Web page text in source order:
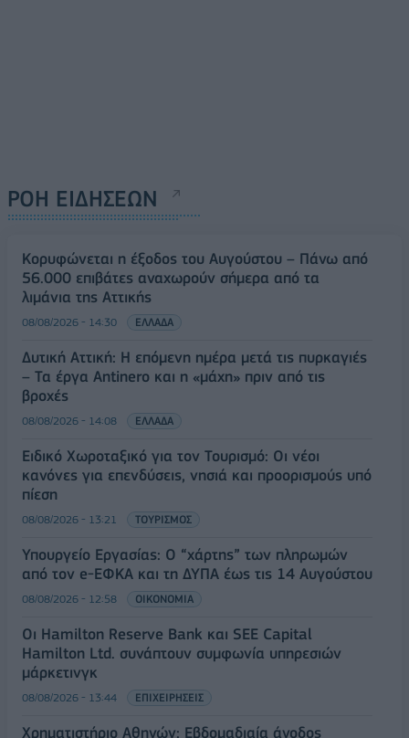
ΡΟΗ ΕΙΔΗΣΕΩΝ
Κορυφώνεται η έξοδος του Αυγούστου – Πάνω από
56.000 επιβάτες αναχωρούν σήμερα από τα
λιμάνια της Αττικής
08/08/2026 - 14:30 ΕΛΛΑΔΑ
Δυτική Αττική: Η επόμενη ημέρα μετά τις πυρκαγιές
– Τα έργα Antinero και η «μάχη» πριν από τις
βροχές
08/08/2026 - 14:08 ΕΛΛΑΔΑ
Ειδικό Χωροταξικό για τον Τουρισμό: Οι νέοι
κανόνες για επενδύσεις, νησιά και προορισμούς υπό
πίεση
08/08/2026 - 13:21 ΤΟΥΡΙΣΜΟΣ
Υπουργείο Εργασίας: Ο “χάρτης” των πληρωμών
από τον e-ΕΦΚΑ και τη ΔΥΠΑ έως τις 14 Αυγούστου
08/08/2026 - 12:58 ΟΙΚΟΝΟΜΙΑ
Οι Hamilton Reserve Bank και SEE Capital
Hamilton Ltd. συνάπτουν συμφωνία υπηρεσιών
μάρκετινγκ
08/08/2026 - 13:44 ΕΠΙΧΕΙΡΗΣΕΙΣ
Χρηματιστήριο Αθηνών: Εβδομαδιαία άνοδος